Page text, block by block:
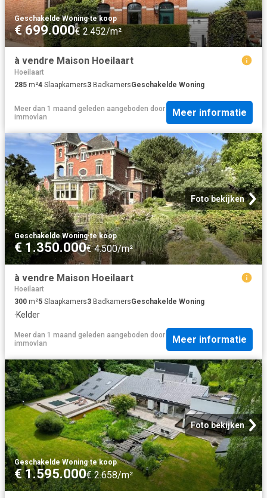
Geschakelde Woning·te koop
€ 699.000€ 2.452/m²
à vendre Maison Hoeilaart
Hoeilaart
285 m²4 Slaapkamers3 BadkamersGeschakelde Woning
Meer dan 1 maand geleden aangeboden door
immovlan
Meer informatie
Foto bekijken
Geschakelde Woning·te koop
€ 1.350.000€ 4.500/m²
à vendre Maison Hoeilaart
Hoeilaart
300 m²5 Slaapkamers3 BadkamersGeschakelde Woning
·Kelder
Meer dan 1 maand geleden aangeboden door
immovlan
Meer informatie
Foto bekijken
Geschakelde Woning·te koop
€ 1.595.000€ 2.658/m²